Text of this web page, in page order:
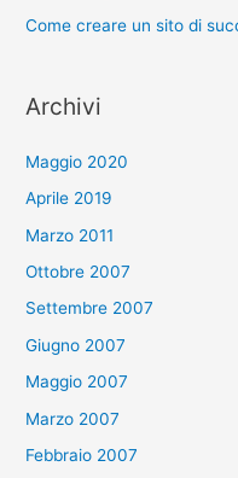
Come creare un sito di
Archivi
Maggio 2020
Aprile 2019
Marzo 2011
Ottobre 2007
Settembre 2007
Giugno 2007
Maggio 2007
Marzo 2007
Febbraio 2007